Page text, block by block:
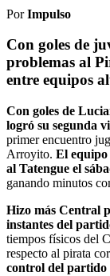
PorImpulso
Con goles de
problemas al
entre equipos
Con goles de
logró su segunda
primer encuentro
Arroyito. El equipo
al Tatengue el
ganando minutos
Hizo más Central
instantes del
tiempos físicos del
respecto al pirata
control del partido